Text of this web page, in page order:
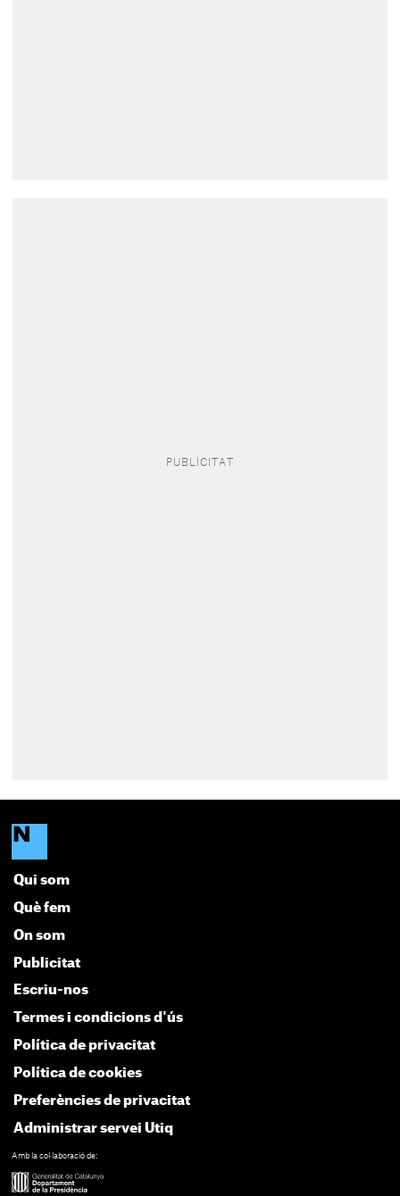
Qui som
Què fem
On som
Publicitat
Escriu-nos
Termes i condicions d'ús
Política de privacitat
Política de cookies
Preferències de privacitat
Administrar servei Utiq
Amb la col·laboració de: